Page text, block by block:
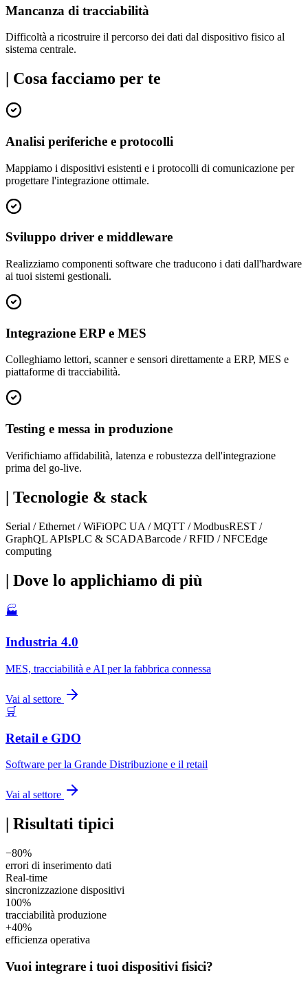
Mancanza di tracciabilità
Difficoltà a ricostruire il percorso dei dati dal dispositivo fisico al
sistema centrale.
Cosa facciamo per te
Analisi periferiche e protocolli
Mappiamo i dispositivi esistenti e i protocolli di comunicazione per
progettare l'integrazione ottimale.
Sviluppo driver e middleware
Realizziamo componenti software che traducono i dati dall'hardware
ai tuoi sistemi gestionali.
Integrazione ERP e MES
Colleghiamo lettori, scanner e sensori direttamente a ERP, MES e
piattaforme di tracciabilità.
Testing e messa in produzione
Verifichiamo affidabilità, latenza e robustezza dell'integrazione
prima del go-live.
| Tecnologie & stack
Serial / Ethernet / WiFiOPC UA / MQTT / ModbusREST /
GraphQL APIsPLC & SCADABarcode / RFID / NFCEdge
computing
| Dove lo applichiamo di più
🏭
Industria 4.0
MES, tracciabilità e AI per la fabbrica connessa
Vai al settore
🛒
Retail e GDO
Software per la Grande Distribuzione e il retail
Vai al settore
Risultati tipici
−80%
errori di inserimento dati
Real-time
sincronizzazione dispositivi
100%
tracciabilità produzione
+40%
efficienza operativa
Vuoi integrare i tuoi dispositivi fisici?